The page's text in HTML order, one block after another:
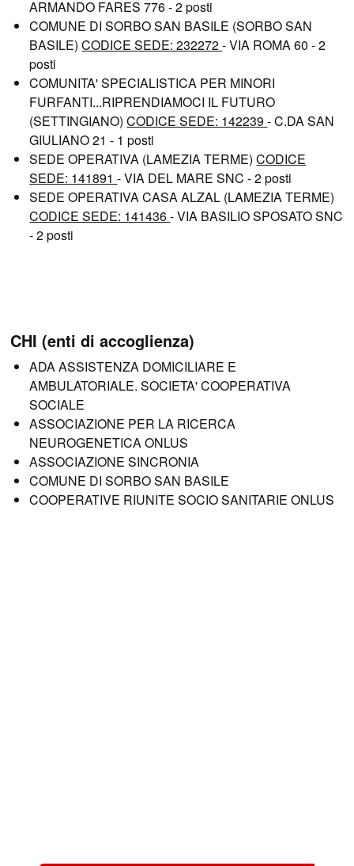
CHI (enti di accoglienza)
ADA ASSISTENZA DOMICILIARE E
AMBULATORIALE. SOCIETA' COOPERATIVA
SOCIALE
ASSOCIAZIONE PER LA RICERCA
NEUROGENETICA ONLUS
ASSOCIAZIONE SINCRONIA
COMUNE DI SORBO SAN BASILE
COOPERATIVE RIUNITE SOCIO SANITARIE ONLUS
ARMANDO FARES 776 - 2 posti
COMUNE DI SORBO SAN BASILE (SORBO SAN
BASILE)CODICE SEDE: 232272- VIA ROMA 60 - 2
posti
COMUNITA' SPECIALISTICA PER MINORI
FURFANTI...RIPRENDIAMOCI IL FUTURO
(SETTINGIANO)CODICE SEDE: 142239- C.DA SAN
GIULIANO 21 - 1 posti
SEDE OPERATIVA (LAMEZIA TERME)CODICE
SEDE: 141891- VIA DEL MARE SNC - 2 posti
SEDE OPERATIVA CASA ALZAL (LAMEZIA TERME)
CODICE SEDE: 141436- VIA BASILIO SPOSATO SNC
- 2 posti